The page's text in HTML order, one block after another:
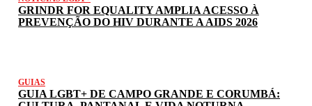
GRINDR FOR EQUALITY AMPLIA ACESSO À
PREVENÇÃO DO HIV DURANTE A AIDS 2026
GUIAS
GUIA LGBT+ DE CAMPO GRANDE E CORUMBÁ: